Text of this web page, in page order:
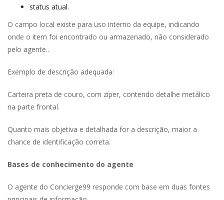
tatus atual.
O campo local existe para uso interno da equipe, indicando
onde o item foi encontrado ou armazenado, não considerado
pelo agente..
Exemplo de descrição adequada:
Carteira preta de couro, com zíper, contendo detalhe metálico
na parte frontal.
Quanto mais objetiva e detalhada for a descrição, maior a
chance de identificação correta.
Bases de conhecimento do agente
O agente do Concierge99 responde com base em duas fontes